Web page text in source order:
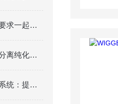
热封膜仪的性能要求一起来了解一下吧
凝胶成像系统在分离纯化过程中起到一个重要的角色
验证切向流过滤系统：提升过滤效率与稳定性